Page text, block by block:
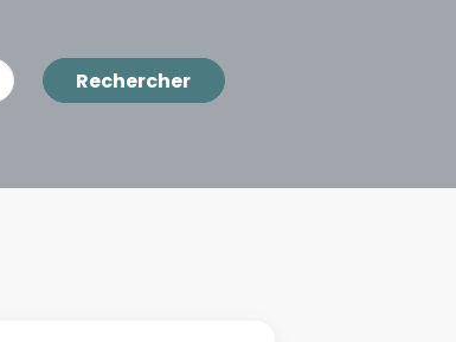
Rechercher
Rechercher